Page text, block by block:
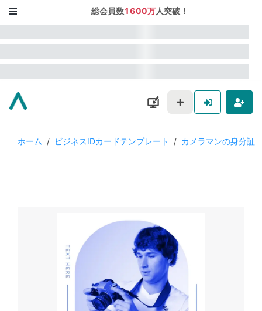
総会員数1600万人突破！
ホーム / ビジネスIDカードテンプレート / カメラマンの身分証